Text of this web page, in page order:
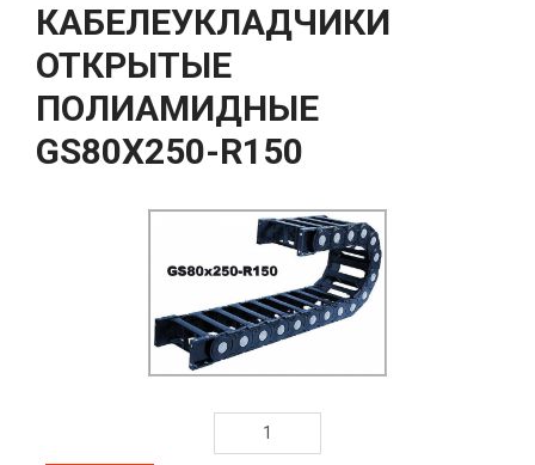
КАБЕЛЕУКЛАДЧИКИ
ОТКРЫТЫЕ
ПОЛИАМИДНЫЕ
GS80Х250-R150